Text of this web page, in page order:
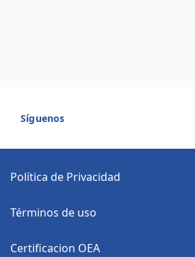
Síguenos
Política de Privacidad
Términos de uso
Certificacion OEA